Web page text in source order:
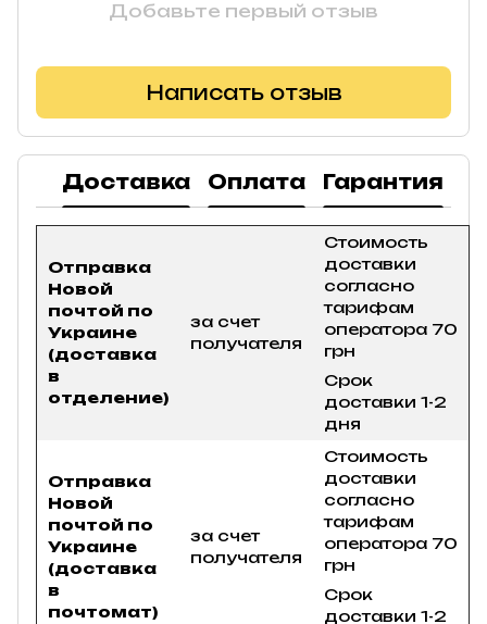
Добавьте первый отзыв
Написать отзыв
Доставка Оплата Гарантия
Отправка
Новой
почтой по
Украине
(доставка
в
отделение)
за счет
получателя
Стоимость
доставки
согласно
тарифам
оператора 70
грн
Срок
доставки 1-2
дня
Отправка
Новой
почтой по
Украине
(доставка
в
почтомат)
за счет
получателя
Стоимость
доставки
согласно
тарифам
оператора 70
грн
Срок
доставки 1-2